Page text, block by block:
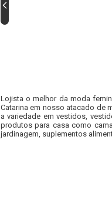
Lojista o melhor da moda
Catarina em nosso atacado de
a variedade em vestidos,
produtos para casa como
jardinagem, suplementos